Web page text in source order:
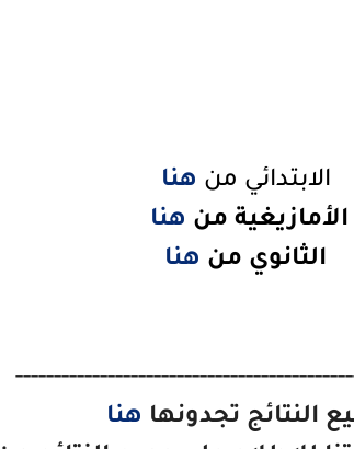
الابتدائي من هنا
الأمازيغية من هنا
الثانوي من هنا
النتائج تجدونها هنا